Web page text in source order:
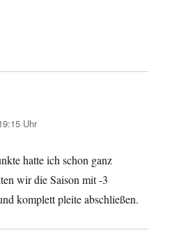
Uhr
hatte ich schon ganz
wir die Saison mit -3
komplett pleite abschließen.